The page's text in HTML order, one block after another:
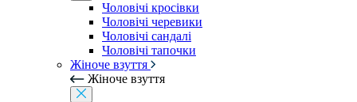
Чоловічі кросівки
Чоловічі черевики
Чоловічі сандалі
Чоловічі тапочки
Жіноче взуття
Жіноче взуття